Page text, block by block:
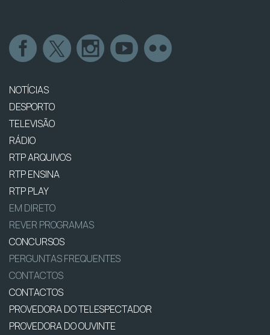
NOTÍCIAS
DESPORTO
TELEVISÃO
RÁDIO
RTP ARQUIVOS
RTP ENSINA
RTP PLAY
EM DIRETO
REVER PROGRAMAS
CONCURSOS
PERGUNTAS FREQUENTES
CONTACTOS
CONTACTOS
PROVEDORA DO TELESPECTADOR
PROVEDORA DO OUVINTE